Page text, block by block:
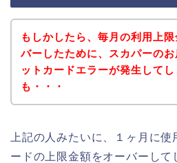
もしかしたら、毎月の利用上
バーしたために、スカパーの
ットカードエラーが発生して
も・・・
上記の人みたいに、１ヶ月に
ードの上限金額をオーバーして